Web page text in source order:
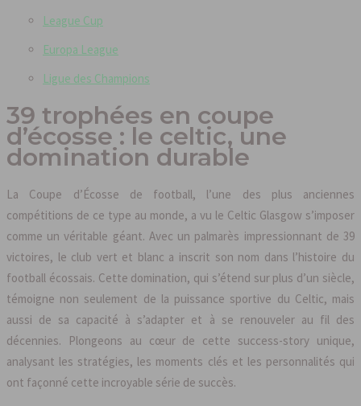
League Cup
Europa League
Ligue des Champions
39 trophées en coupe
d’écosse : le celtic, une
domination durable
La Coupe d’Écosse de football, l’une des plus anciennes
compétitions de ce type au monde, a vu le Celtic Glasgow s’imposer
comme un véritable géant. Avec un palmarès impressionnant de 39
victoires, le club vert et blanc a inscrit son nom dans l’histoire du
football écossais. Cette domination, qui s’étend sur plus d’un siècle,
témoigne non seulement de la puissance sportive du Celtic, mais
aussi de sa capacité à s’adapter et à se renouveler au fil des
décennies. Plongeons au cœur de cette success-story unique,
analysant les stratégies, les moments clés et les personnalités qui
ont façonné cette incroyable série de succès.